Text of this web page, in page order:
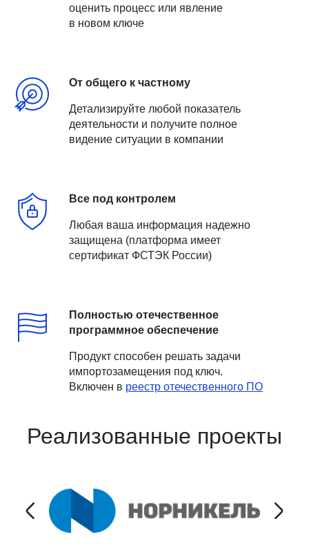
оценить процесс или явление
в новом ключе
От общего к частному
Детализируйте любой показатель
деятельности и получите полное
видение ситуации в компании
Все под контролем
Любая ваша информация надежно
защищена (платформа имеет
сертификат ФСТЭК России)
Полностью отечественное
программное обеспечение
Продукт способен решать задачи
импортозамещения под ключ.
Включен в реестр отечественного ПО
Реализованные проекты